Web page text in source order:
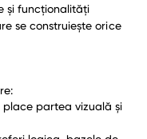
și funcționalități
se construiește orice
partea vizuală și